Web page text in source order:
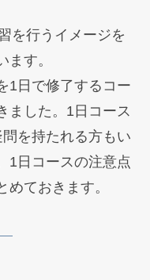
を行うイメージを
す。
1日で修了するコー
ました。1日コース
を持たれる方もい
1日コースの注意点
めておきます。